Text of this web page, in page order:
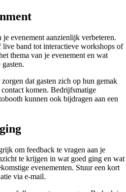
evenement aanzienlijk verbeteren.
band tot interactieve workshops of
thema van je evenement en wat
dat gasten zich op hun gemak
komen. Bedrijfsmatige
kunnen ook bijdragen aan een
om feedback te vragen aan je
te krijgen in wat goed ging en wat
evenementen. Stuur een kort
via e-mail.